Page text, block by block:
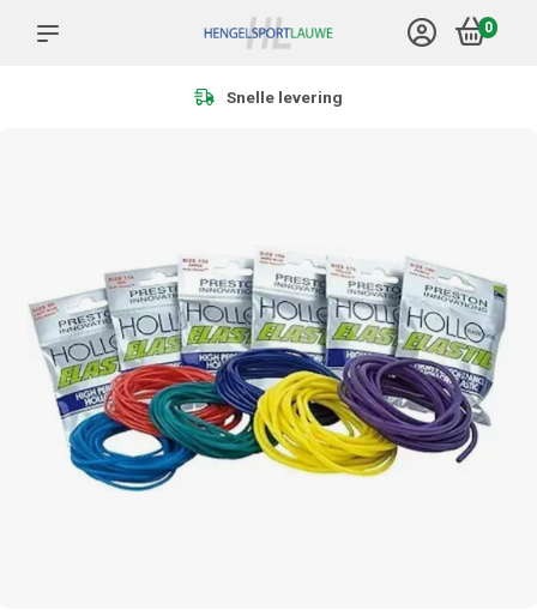
0
Meer dan 1.000 producten